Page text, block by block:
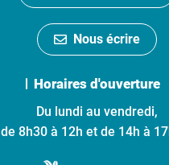
Nous écrire
Horaires d'ouverture
Du lundi au vendredi,
de 8h30 à 12h et de 14h à